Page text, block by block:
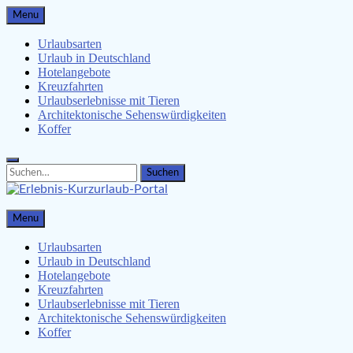
Skip
to
content
Menu
Urlaubsarten
Urlaub in Deutschland
Hotelangebote
Kreuzfahrten
Urlaubserlebnisse mit Tieren
Architektonische Sehenswürdigkeiten
Koffer
Search
for:
Search
Erlebnis-Kurzurlaub-Portal
Urlaubsangebote, Erlebnisse & mehr
Menu
Urlaubsarten
Urlaub in Deutschland
Hotelangebote
Kreuzfahrten
Urlaubserlebnisse mit Tieren
Architektonische Sehenswürdigkeiten
Koffer